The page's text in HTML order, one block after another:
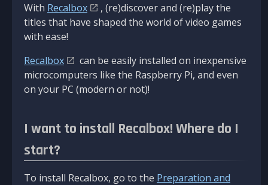
With Recalbox
, (re)discover and (re)play the
titles that have shaped the world of video games
with ease!
Recalbox
can be easily installed on inexpensive
microcomputers like the Raspberry Pi, and even
on your PC (modern or not)!
I want to install Recalbox! Where do I
start?
To install Recalbox, go to the Preparation and